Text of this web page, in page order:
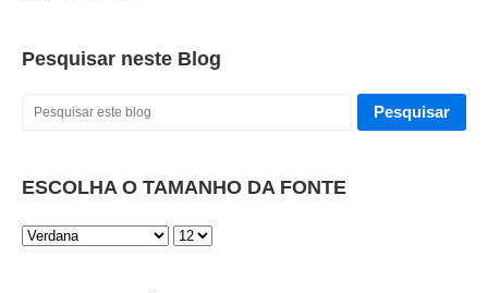
Pesquisar neste Blog
ESCOLHA O TAMANHO DA FONTE